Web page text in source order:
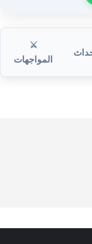
⚔️
المواجهات